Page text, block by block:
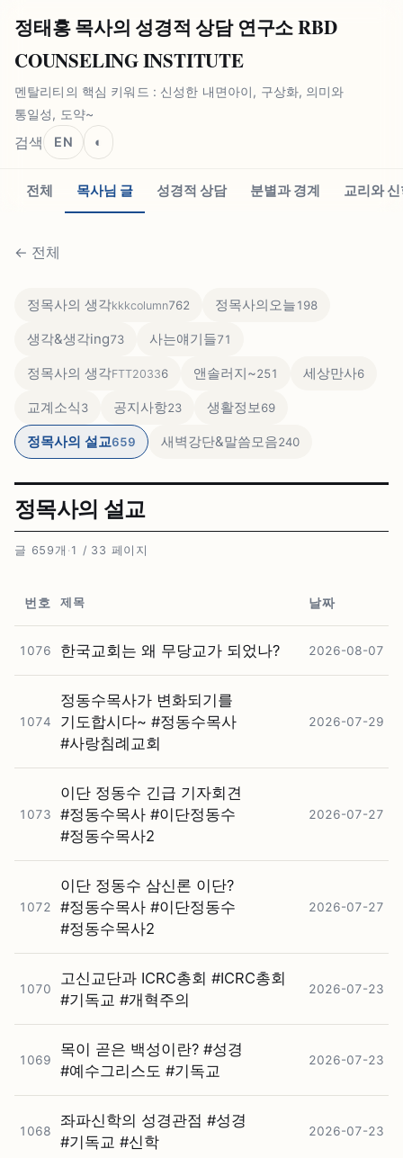
정태홍 목사의 성경적 상담 연구소 RBD
COUNSELING INSTITUTE
멘탈리티의 핵심 키워드 : 신성한 내면아이, 구상화, 의미와
통일성, 도약~
검색 EN ◐
전체 목사님 글 성경적 상담 분별과 경계 교리와
← 전체
정목사의 생각kkkcolumn762 정목사의오늘198
생각&생각ing73 사는얘기들71
정목사의 생각FTT20336 앤솔러지~251 세상만사6
교계소식3 공지사항23 생활정보69
정목사의 설교659 새벽강단&말씀모음240
정목사의 설교
글 659개 · 1 / 33 페이지
번호 제목 날짜
1076 한국교회는 왜 무당교가 되었나? 2026-08-07
1074
정동수목사가 변화되기를
기도합시다~ #⁠정동수목사
#⁠사랑침례교회
2026-07-29
1073
이단 정동수 긴급 기자회견
#⁠정동수목사 #⁠이단정동수
#⁠정동수목사2
2026-07-27
1072
이단 정동수 삼신론 이단?
#⁠정동수목사 #⁠이단정동수
#⁠정동수목사2
2026-07-27
1070
고신교단과 ICRC총회 #⁠ICRC총회
#⁠기독교 #⁠개혁주의
2026-07-23
1069
목이 곧은 백성이란? #⁠성경
#⁠예수그리스도 #⁠기독교
2026-07-23
1068
좌파신학의 성경관점 #⁠성경
#⁠기독교 #⁠신학
2026-07-23